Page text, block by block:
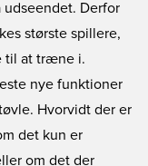
udseendet. Derfor
største spillere,
til at træne i.
nye funktioner
Hvorvidt der er
det kun er
om det der